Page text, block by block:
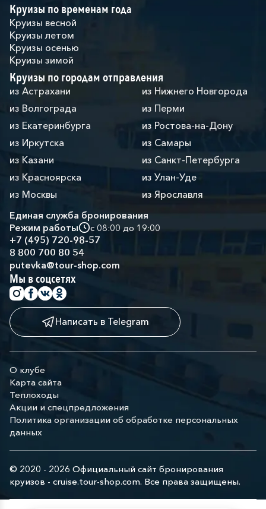
Круизы по временам года
Круизы весной
Круизы летом
Круизы осенью
Круизы зимой
Круизы по городам отправления
из Астрахани
из Волгограда
из Екатеринбурга
из Иркутска
из Казани
из Красноярска
из Москвы
из Нижнего Новгорода
из Перми
из Ростова-на-Дону
из Самары
из Санкт-Петербурга
из Улан-Уде
из Ярославля
Единая служба бронирования
Режим работы
с 08:00 до 19:00
+7 (495) 720-98-57
8 800 700 80 54
putevka@tour-shop.com
Мы в соцсетях
Написать в Telegram
О клубе
Карта сайта
Теплоходы
Акции и спецпредложения
Политика организации об обработке персональных
данных
© 2020 - 2026 Официальный сайт бронирования
круизов - cruise.tour-shop.com. Все права защищены.